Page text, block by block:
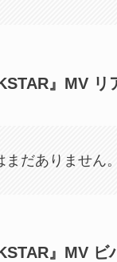
』MV リ
だありません。
』MV ビ